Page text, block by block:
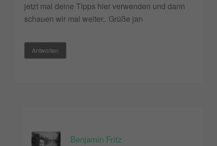
jetzt mal deine Tipps hier verwenden und dann
schauen wir mal weiter.. Grüße jan
Antworten
Benjamin Fritz